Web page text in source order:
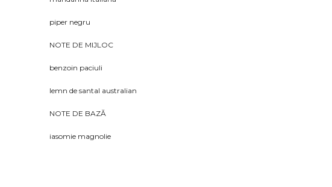
piper negru
NOTE DE MIJLOC
benzoin paciuli
lemn de santal australian
NOTE DE BAZĂ
iasomie magnolie